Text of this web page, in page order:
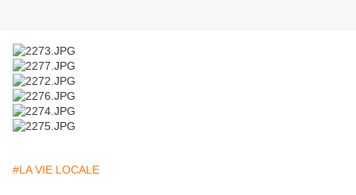
#LA VIE LOCALE